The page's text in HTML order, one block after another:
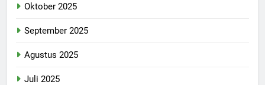
Oktober 2025
September 2025
Agustus 2025
Juli 2025